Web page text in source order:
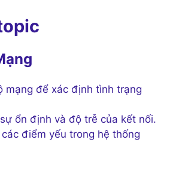
mạng để xác định tình trạng
ổn định và độ trễ của kết nối.
điểm yếu trong hệ thống